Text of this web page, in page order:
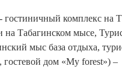
гостиничный комплекс на
Табагинском мысе,
мыс база отдыха,
гостевой дом «My forest»)